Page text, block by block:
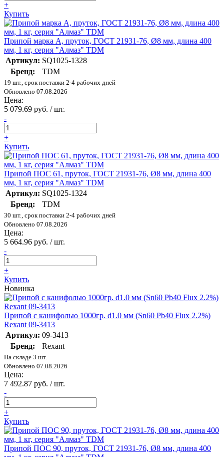
+
Купить
Припой марка А, пруток, ГОСТ 21931-76, Ø8 мм, длина 400
мм, 1 кг, серия "Алмаз" TDM
Артикул: SQ1025-1328
Бренд:
TDM
19 шт., срок поставки 2-4 рабочих дней
Обновлено 07.08.2026
Цена:
5 079.69 руб. / шт.
-
+
Купить
Припой ПОС 61, пруток, ГОСТ 21931-76, Ø8 мм, длина 400
мм, 1 кг, серия "Алмаз" TDM
Артикул: SQ1025-1324
Бренд:
TDM
30 шт., срок поставки 2-4 рабочих дней
Обновлено 07.08.2026
Цена:
5 664.96 руб. / шт.
-
+
Купить
Новинка
Припой с канифолью 1000гр. d1.0 мм (Sn60 Pb40 Fluх 2.2%)
Rexant 09-3413
Артикул: 09-3413
Бренд:
Rexant
На складе 3 шт.
Обновлено 07.08.2026
Цена:
7 492.87 руб. / шт.
-
+
Купить
Припой ПОС 90, пруток, ГОСТ 21931-76, Ø8 мм, длина 400